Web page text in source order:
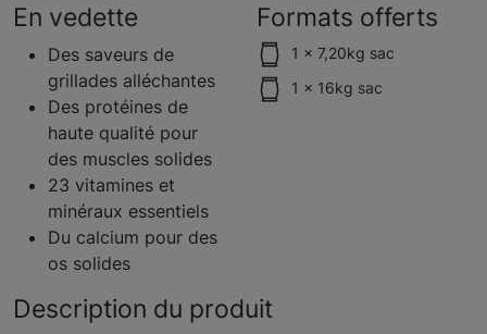
En vedette
Des saveurs de
grillades alléchantes
Des protéines de
haute qualité pour
des muscles solides
23 vitamines et
minéraux essentiels
Du calcium pour des
os solides
Formats offerts
1 x 7,20kg sac
1 x 16kg sac
Description du produit